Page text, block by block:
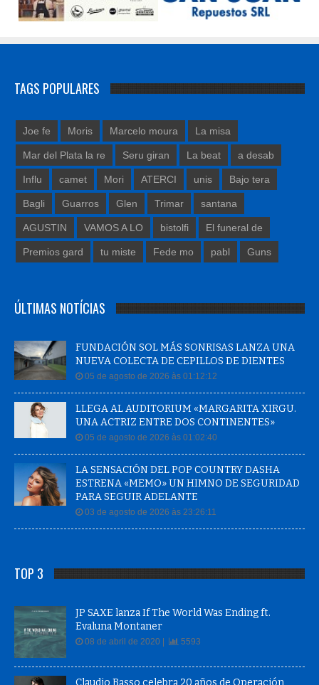
TAGS POPULARES
Joe fe Moris Marcelo moura La misa
Mar del Plata la re Seru giran La beat a desab
Influ camet Mori ATERCI unis Bajo tera
Bagli Guarros Glen Trimar santana
AGUSTIN VAMOS A LO bistolfi El funeral de
Premios gard tu miste Fede mo pabl Guns
ÚLTIMAS NOTÍCIAS
FUNDACIÓN SOL MÁS SONRISAS LANZA UNA
NUEVA COLECTA DE CEPILLOS DE DIENTES
05 de agosto de 2026 às 01:12:12
LLEGA AL AUDITORIUM «MARGARITA XIRGU.
UNA ACTRIZ ENTRE DOS CONTINENTES»
05 de agosto de 2026 às 01:02:40
LA SENSACIÓN DEL POP COUNTRY DASHA
ESTRENA «MEMO» UN HIMNO DE SEGURIDAD
PARA SEGUIR ADELANTE
03 de agosto de 2026 às 23:26:11
TOP 3
JP SAXE lanza If The World Was Ending ft.
Evaluna Montaner
08 de abril de 2020 | 5593
Claudio Basso celebra 20 años de Operación